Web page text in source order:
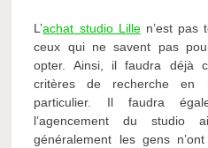
L’achat studio Lillen’est pas
ceux qui ne savent pas
opter. Ainsi, il faudra déjà
critères de recherche en
particulier. Il faudra
l’agencement du
généralement les gens